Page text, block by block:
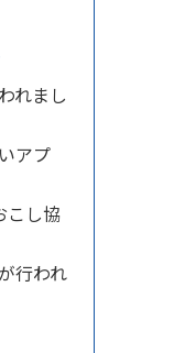
れまし
アプ
こし協
行われ